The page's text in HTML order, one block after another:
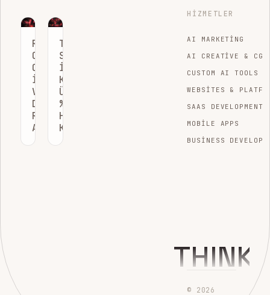
REKLAM
OPTIMIZASYONU:
COMETLY
ILE
VERIYE
DAYALI
ROAS
ARTIŞI
TIKTOK
SYMPHONY
ILE
KREATIF
ÜRETIMINDE
%70
HIZ
KAZANIN
HIZMETLER
AI MARKETING
AI CREATIVE & CGI
CUSTOM AI TOOLS
WEBSITES &
SAAS DEVELOPMENT
MOBILE APPS
BUSINESS
© 2026